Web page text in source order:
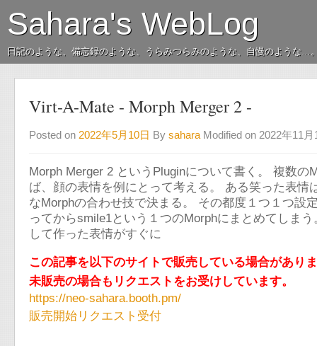
Sahara's WebLog
日記のような、備忘録のような、うらみつらみのような、自慢のような…
Virt-A-Mate - Morph Merger 2 -
Posted on 2022年5月10日 By sahara Modified on 2022年11月
Morph Merger 2 というPluginについて書く。 複数
ば、顔の表情を例にとって考える。 ある笑った表
なMorphの合わせ技で決まる。 その都度１つ１つ設
ってからsmile1という１つのMorphにまとめてしま
して作った表情がすぐに
この記事を以下のサイトで販売している場合があり
未販売の場合もリクエストをお受けしています。
https://neo-sahara.booth.pm/
販売開始リクエスト受付